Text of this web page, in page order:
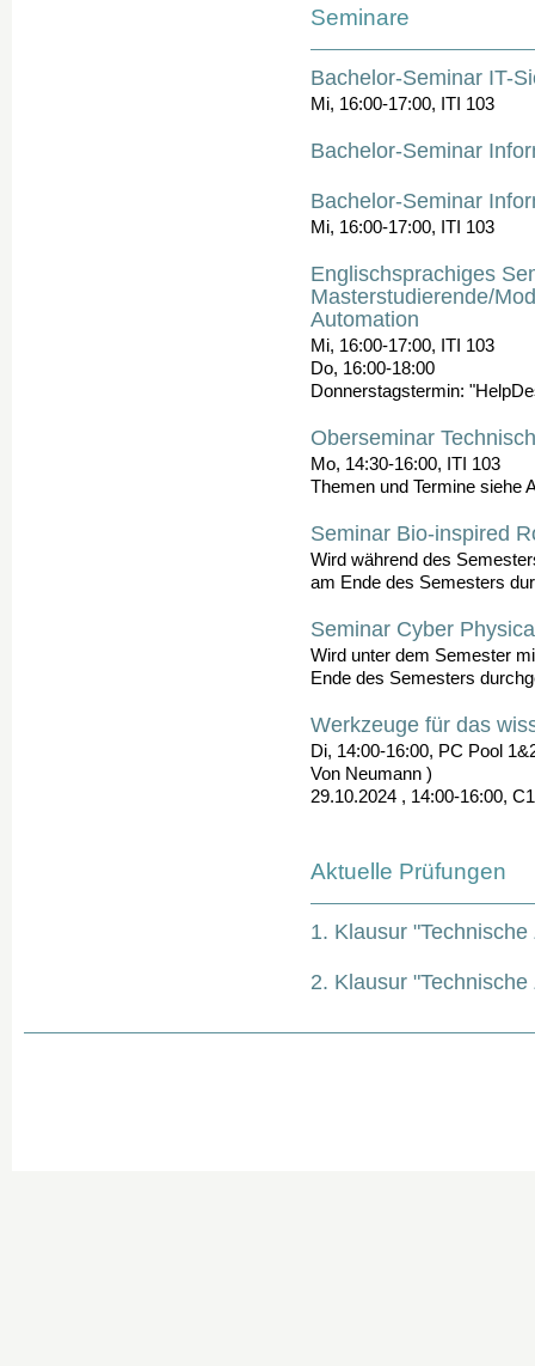
Seminare
Bachelor-Seminar IT-
Mi, 16:00-17:00, ITI 103
Bachelor-Seminar
Bachelor-Seminar
Mi, 16:00-17:00, ITI 103
Englischsprachiges
Masterstudierende/
Automation
Mi, 16:00-17:00, ITI 103
Do, 16:00-18:00
Donnerstagstermin:
Oberseminar
Mo, 14:30-16:00, ITI 103
Themen und Termine siehe
Seminar Bio-inspired
Wird während des
am Ende des Semesters
Seminar Cyber
Wird unter dem Semester
Ende des Semesters
Werkzeuge für das
Di, 14:00-16:00, PC Pool
Von Neumann )
29.10.2024 , 14:00-16:00,
Aktuelle Prüfungen
1. Klausur
2. Klausur